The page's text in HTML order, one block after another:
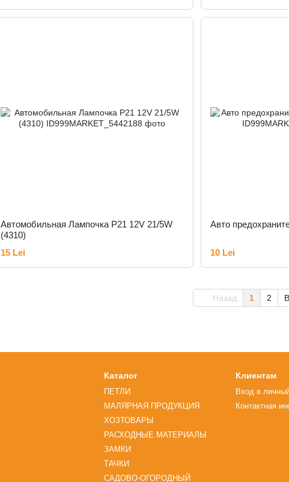
Автомобильная Лампочка P21 12V 21/5W
(4310)
15 Lei
Авто
10 Lei
Назад 1 2
Каталог
ПЕТЛИ
МАЛЯРНАЯ ПРОДУКЦИЯ
ХОЗТОВАРЫ
РАСХОДНЫЕ МАТЕРИАЛЫ
ЗАМКИ
ТАЧКИ
САДОВО-ОГОРОДНЫЙ
Клиентам
Вход в
Контактная